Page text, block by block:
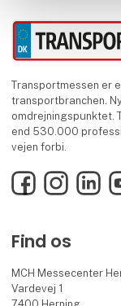
Transportmessen er
transportbranchen.
omdrejningspunktet.
end 530.000
vejen forbi.
FacebookInstagramLinkedIn
Find os
MCH Messecenter
Vardevej 1